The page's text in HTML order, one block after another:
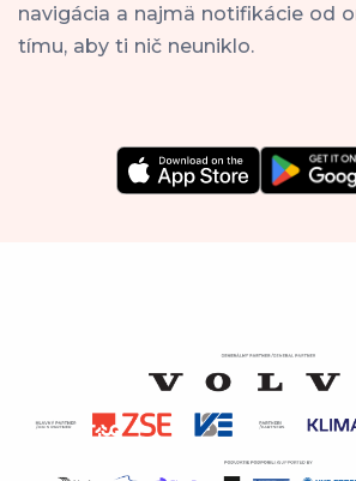
navigácia a najmä notifikácie od
tímu, aby ti nič neuniklo.